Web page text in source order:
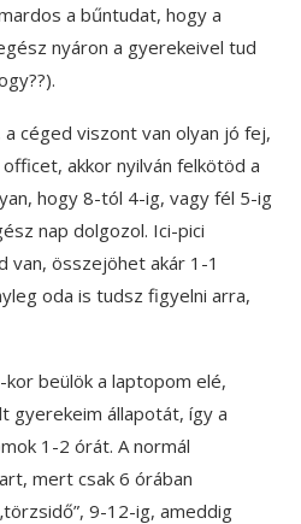
a bűntudat, hogy a
nyáron a gyerekeivel tud
céged viszont van olyan jó fej,
akkor nyilván felkötöd a
hogy 8-tól 4-ig, vagy fél 5-ig
nap dolgozol. Ici-pici
van, összejöhet akár 1-1
oda is tudsz figyelni arra,
kor beülök a laptopom elé,
gyerekeim állapotát, így a
1-2 órát. A normál
mert csak 6 órában
9-12-ig, ameddig